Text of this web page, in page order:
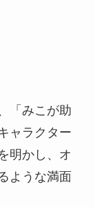
「みこが助
ャラクター
明かし、オ
ような満面